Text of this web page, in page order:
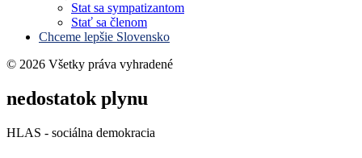
Stat sa sympatizantom
Stať sa členom
Chceme lepšie Slovensko
© 2026 Všetky práva vyhradené
nedostatok plynu
HLAS - sociálna demokracia